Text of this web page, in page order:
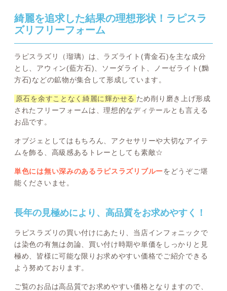
綺麗を追求した結果の理想形状！ラピスラ
ズリフリーフォーム
ラピスラズリ（瑠璃）は、ラズライト(青金石)を主な成分
とし、アウィン(藍方石)、ソーダライト、ノーゼライト(黝
方石)などの鉱物が集合して形成しています。
原石を余すことなく綺麗に輝かせる ため削り磨き上げ形成
されたフリーフォームは、理想的なディテールとも言える
お品です。
オブジェとしてはもちろん、アクセサリーや大切なアイテ
ムを飾る、高級感あるトレーとしても素敵☆
単色には無い深みのあるラピスラズリブルーをどうぞご堪
能くださいませ。
長年の見極めにより、高品質をお求めやすく！
ラピスラズリの買い付けにあたり、当店インフォニックで
は染色の有無は勿論、買い付け時期や単価をしっかりと見
極め、皆様に可能な限りお求めやすい価格でご紹介できる
よう努めております。
ご覧のお品は高品質でお求めやすい価格となりますので、